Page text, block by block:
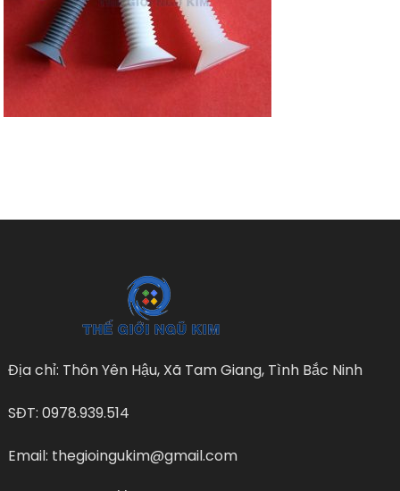
Địa chỉ: Thôn Yên Hậu, Xã Tam Giang, Tình Bắc Ninh
SĐT: 0978.939.514
Email: thegioingukim@gmail.com